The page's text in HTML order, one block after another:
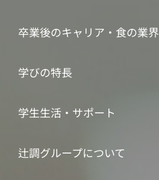
卒業後のキャリア・食の業界
学びの特長
学生生活・サポート
辻調グループについて